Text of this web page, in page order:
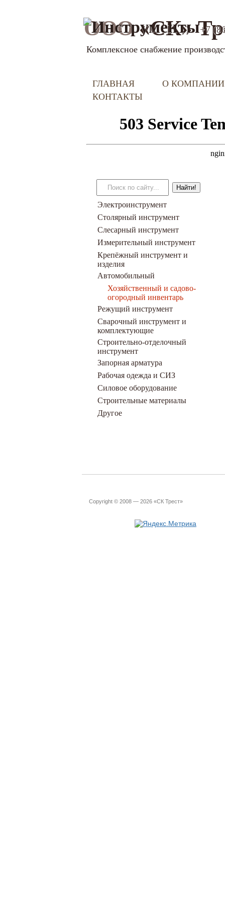
ООО«СК»
Комплексное снабжение
+7
ГЛАВНАЯ
О КОМПАНИИ
КОНТАКТЫ
Электроинструмент
Столярный инструмент
Слесарный инструмент
Измерительный инструмент
Крепёжный инструмент и
изделия
Автомобильный
Хозяйственный и садово-
огородный инвентарь
Режущий инструмент
Сварочный инструмент и
комплектующие
Строительно-отделочный
инструмент
Запорная арматура
Рабочая одежда и СИЗ
Силовое оборудование
Строительные материалы
Другое
Copyright © 2008 — 2026 «СК Трест»